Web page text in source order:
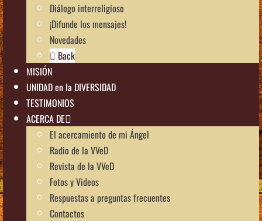
Diálogo interreligioso
¡Difunde los mensajes!
Novedades
Back
MISIÓN
UNIDAD en la DIVERSIDAD
TESTIMONIOS
ACERCA DE
El acercamiento de mi Ángel
Radio de la VVeD
Revista de la VVeD
Fotos y Videos
Respuestas a preguntas frecuentes
Contactos